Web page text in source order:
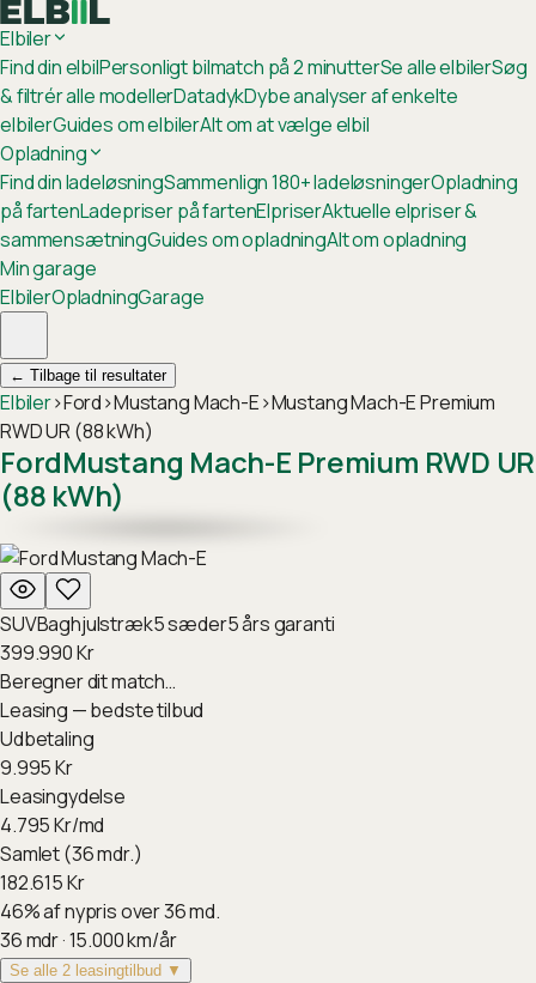
Elbiler
Find din elbilPersonligt bilmatch på 2 minutterSe alle elbilerSøg
& filtrér alle modellerDatadykDybe analyser af enkelte
elbilerGuides om elbilerAlt om at vælge elbil
Opladning
Find din ladeløsningSammenlign 180+ ladeløsningerOpladning
på fartenLadepriser på fartenElpriserAktuelle elpriser &
sammensætningGuides om opladningAlt om opladning
Min garage
ElbilerOpladningGarage
← Tilbage til resultater
Elbiler›Ford›Mustang Mach-E›Mustang Mach-E Premium
RWD UR (88 kWh)
FordMustang Mach-E Premium RWD UR
(88 kWh)
SUVBaghjulstræk5sæder5års garanti
399.990Kr
Beregner dit match…
Leasing — bedste tilbud
Udbetaling
9.995Kr
Leasingydelse
4.795Kr/md
Samlet (36 mdr.)
182.615Kr
46%af nypris over 36 md.
36mdr ·15.000km/år
Se alle 2 leasingtilbud ▼